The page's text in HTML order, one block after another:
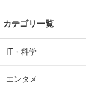
カテゴリ一覧
IT・科学
エンタメ